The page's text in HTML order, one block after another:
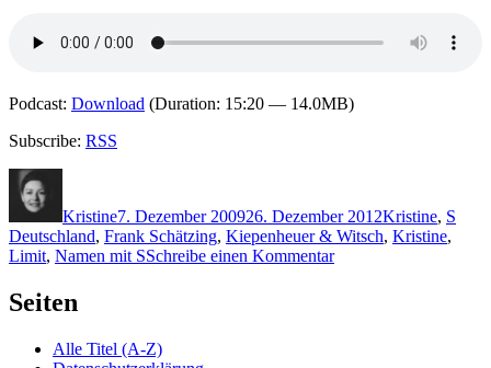
Podcast: Download (Duration: 15:20 — 14.0MB)
Subscribe: RSS
Kristine7. Dezember 200926. Dezember 2012Kristine, S
Deutschland, Frank Schätzing, Kiepenheuer & Witsch, Kristine,
Limit, Namen mit SSchreibe einen Kommentarzu
Seiten
Alle Titel (A-Z)